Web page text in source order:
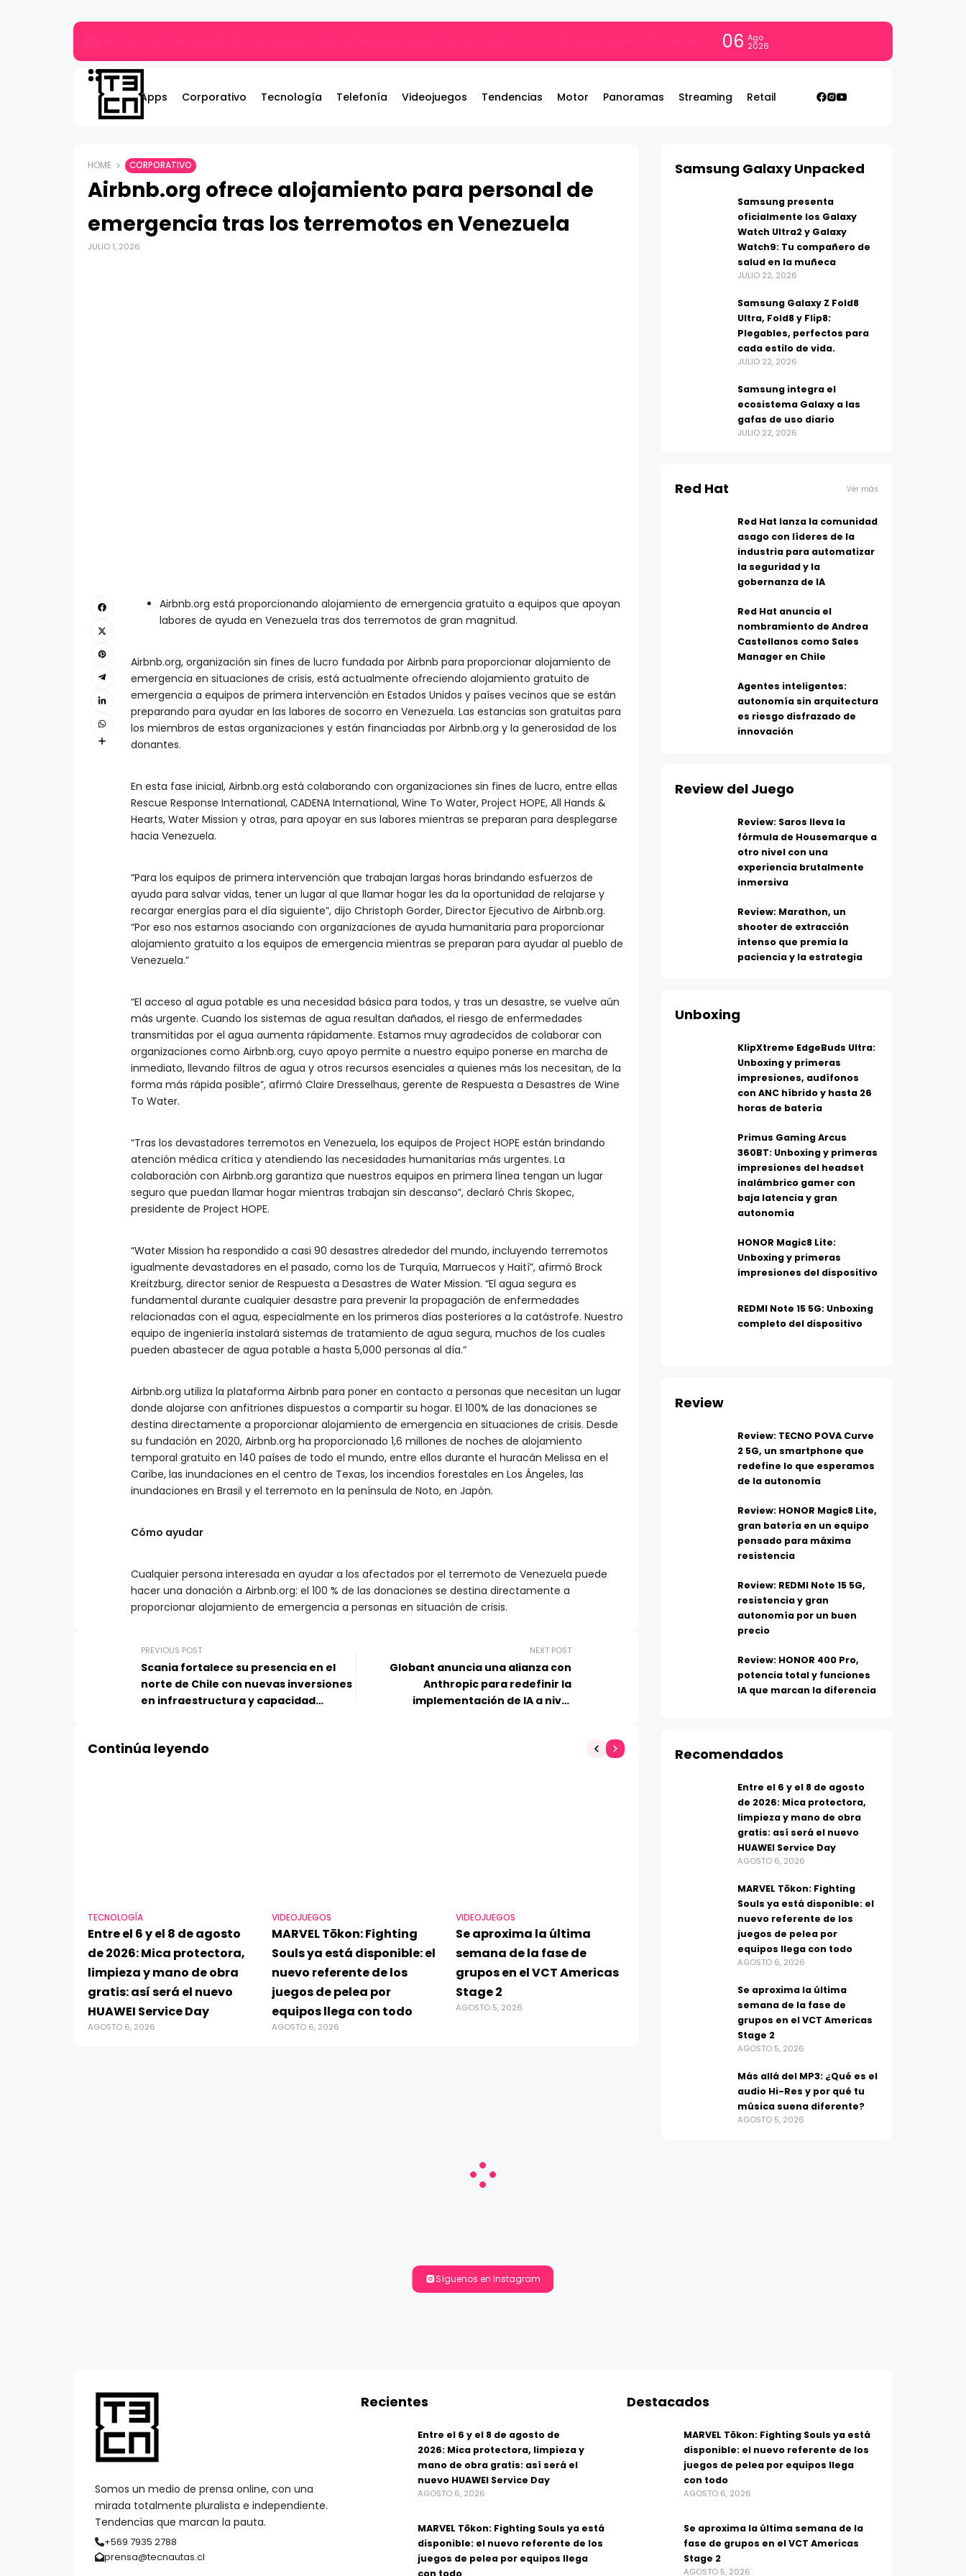
06 Ago
2026
Apps Corporativo Tecnología Telefonía Videojuegos Tendencias Motor Panoramas Streaming Retail
HOME CORPORATIVO
Airbnb.org ofrece alojamiento para personal de
emergencia tras los terremotos en Venezuela
JULIO 1, 2026
Airbnb.org está proporcionando alojamiento de emergencia gratuito a equipos que apoyan
labores de ayuda en Venezuela tras dos terremotos de gran magnitud.
Airbnb.org, organización sin fines de lucro fundada por Airbnb para proporcionar alojamiento de
emergencia en situaciones de crisis, está actualmente ofreciendo alojamiento gratuito de
emergencia a equipos de primera intervención en Estados Unidos y países vecinos que se están
preparando para ayudar en las labores de socorro en Venezuela. Las estancias son gratuitas para
los miembros de estas organizaciones y están financiadas por Airbnb.org y la generosidad de los
donantes.
En esta fase inicial, Airbnb.org está colaborando con organizaciones sin fines de lucro, entre ellas
Rescue Response International, CADENA International, Wine To Water, Project HOPE, All Hands &
Hearts, Water Mission y otras, para apoyar en sus labores mientras se preparan para desplegarse
hacia Venezuela.
“Para los equipos de primera intervención que trabajan largas horas brindando esfuerzos de
ayuda para salvar vidas, tener un lugar al que llamar hogar les da la oportunidad de relajarse y
recargar energías para el día siguiente”, dijo Christoph Gorder, Director Ejecutivo de Airbnb.org.
“Por eso nos estamos asociando con organizaciones de ayuda humanitaria para proporcionar
alojamiento gratuito a los equipos de emergencia mientras se preparan para ayudar al pueblo de
Venezuela.”
“El acceso al agua potable es una necesidad básica para todos, y tras un desastre, se vuelve aún
más urgente. Cuando los sistemas de agua resultan dañados, el riesgo de enfermedades
transmitidas por el agua aumenta rápidamente. Estamos muy agradecidos de colaborar con
organizaciones como Airbnb.org, cuyo apoyo permite a nuestro equipo ponerse en marcha de
inmediato, llevando filtros de agua y otros recursos esenciales a quienes más los necesitan, de la
forma más rápida posible”, afirmó Claire Dresselhaus, gerente de Respuesta a Desastres de Wine
To Water.
“Tras los devastadores terremotos en Venezuela, los equipos de Project HOPE están brindando
atención médica crítica y atendiendo las necesidades humanitarias más urgentes. La
colaboración con Airbnb.org garantiza que nuestros equipos en primera línea tengan un lugar
seguro que puedan llamar hogar mientras trabajan sin descanso”, declaró Chris Skopec,
presidente de Project HOPE.
“Water Mission ha respondido a casi 90 desastres alrededor del mundo, incluyendo terremotos
igualmente devastadores en el pasado, como los de Turquía, Marruecos y Haití”, afirmó Brock
Kreitzburg, director senior de Respuesta a Desastres de Water Mission. “El agua segura es
fundamental durante cualquier desastre para prevenir la propagación de enfermedades
relacionadas con el agua, especialmente en los primeros días posteriores a la catástrofe. Nuestro
equipo de ingeniería instalará sistemas de tratamiento de agua segura, muchos de los cuales
pueden abastecer de agua potable a hasta 5,000 personas al día.”
Airbnb.org utiliza la plataforma Airbnb para poner en contacto a personas que necesitan un lugar
donde alojarse con anfitriones dispuestos a compartir su hogar. El 100% de las donaciones se
destina directamente a proporcionar alojamiento de emergencia en situaciones de crisis. Desde
su fundación en 2020, Airbnb.org ha proporcionado 1,6 millones de noches de alojamiento
temporal gratuito en 140 países de todo el mundo, entre ellos durante el huracán Melissa en el
Caribe, las inundaciones en el centro de Texas, los incendios forestales en Los Ángeles, las
inundaciones en Brasil y el terremoto en la península de Noto, en Japón.
Cómo ayudar
Cualquier persona interesada en ayudar a los afectados por el terremoto de Venezuela puede
hacer una donación a Airbnb.org: el 100 % de las donaciones se destina directamente a
proporcionar alojamiento de emergencia a personas en situación de crisis.
PREVIOUS POST
Scania fortalece su presencia en el
norte de Chile con nuevas inversiones
en infraestructura y capacidad
NEXT POST
Globant anuncia una alianza con
Anthropic para redefinir la
implementación de IA a nivel
Continúa leyendo
TECNOLOGÍA
Entre el 6 y el 8 de agosto
de 2026: Mica protectora,
limpieza y mano de obra
gratis: así será el nuevo
HUAWEI Service Day
AGOSTO 6, 2026
VIDEOJUEGOS
MARVEL Tōkon: Fighting
Souls ya está disponible: el
nuevo referente de los
juegos de pelea por
equipos llega con todo
AGOSTO 6, 2026
VIDEOJUEGOS
Se aproxima la última
semana de la fase de
grupos en el VCT Americas
Stage 2
AGOSTO 5, 2026
Más allá del MP3: ¿Qué es el
audio Hi-Res y por qué tu
TELEFONÍA
Los moto g
más batería, IA y
día
AGOSTO 5, 2026
Samsung Galaxy Unpacked
Samsung presenta
oficialmente los Galaxy
Watch Ultra2 y Galaxy
Watch9: Tu compañero de
salud en la muñeca
JULIO 22, 2026
Samsung Galaxy Z Fold8
Ultra, Fold8 y Flip8:
Plegables, perfectos para
cada estilo de vida.
JULIO 22, 2026
Samsung integra el
ecosistema Galaxy a las
gafas de uso diario
JULIO 22, 2026
Red Hat Ver más
Red Hat lanza la comunidad
asago con líderes de la
industria para automatizar
la seguridad y la
gobernanza de IA
Red Hat anuncia el
nombramiento de Andrea
Castellanos como Sales
Manager en Chile
Agentes inteligentes:
autonomía sin arquitectura
es riesgo disfrazado de
innovación
Review del Juego
Review: Saros lleva la
fórmula de Housemarque a
otro nivel con una
experiencia brutalmente
inmersiva
Review: Marathon, un
shooter de extracción
intenso que premia la
paciencia y la estrategia
Unboxing
KlipXtreme EdgeBuds Ultra:
Unboxing y primeras
impresiones, audífonos
con ANC híbrido y hasta 26
horas de batería
Primus Gaming Arcus
360BT: Unboxing y primeras
impresiones del headset
inalámbrico gamer con
baja latencia y gran
autonomía
HONOR Magic8 Lite:
Unboxing y primeras
impresiones del dispositivo
REDMI Note 15 5G: Unboxing
completo del dispositivo
Review
Review: TECNO POVA Curve
2 5G, un smartphone que
redefine lo que esperamos
de la autonomía
Review: HONOR Magic8 Lite,
gran batería en un equipo
pensado para máxima
resistencia
Review: REDMI Note 15 5G,
resistencia y gran
autonomía por un buen
precio
Review: HONOR 400 Pro,
potencia total y funciones
IA que marcan la diferencia
Recomendados
Entre el 6 y el 8 de agosto
de 2026: Mica protectora,
limpieza y mano de obra
gratis: así será el nuevo
HUAWEI Service Day
AGOSTO 6, 2026
MARVEL Tōkon: Fighting
Souls ya está disponible: el
nuevo referente de los
juegos de pelea por
equipos llega con todo
AGOSTO 6, 2026
Se aproxima la última
semana de la fase de
grupos en el VCT Americas
Stage 2
AGOSTO 5, 2026
Más allá del MP3: ¿Qué es el
audio Hi-Res y por qué tu
música suena diferente?
AGOSTO 5, 2026
Síguenos en Instagram
Somos un medio de prensa online, con una
mirada totalmente pluralista e independiente.
Tendencias que marcan la pauta.
+569 7935 2788
prensa@tecnautas.cl
Recientes
Entre el 6 y el 8 de agosto de
2026: Mica protectora, limpieza y
mano de obra gratis: así será el
nuevo HUAWEI Service Day
AGOSTO 6, 2026
MARVEL Tōkon: Fighting Souls ya está
disponible: el nuevo referente de los
juegos de pelea por equipos llega
Destacados
MARVEL Tōkon: Fighting Souls ya está
disponible: el nuevo referente de los
juegos de pelea por equipos llega
con todo
AGOSTO 6, 2026
Se aproxima la última semana de la
fase de grupos en el VCT Americas
Stage 2
AGOSTO 5, 2026